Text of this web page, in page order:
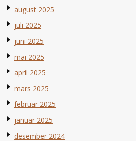
august 2025
juli 2025
juni 2025
mai 2025
april 2025
mars 2025
februar 2025
januar 2025
desember 2024